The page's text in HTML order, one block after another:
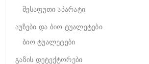
შესაფუთი აპარატი
აუზები და ბიო ტუალეტები
ბიო ტუალეტები
გაზის დეტექტორები